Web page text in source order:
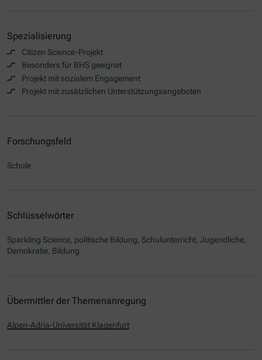
Spezialisierung
Citizen Science-Projekt
Besonders für BHS geeignet
Projekt mit sozialem Engagement
Projekt mit zusätzlichen Unterstützungsangeboten
Forschungsfeld
Schule
Schlüsselwörter
Sparkling Science, politische Bildung, Schulunterricht, Jugendliche,
Demokratie, Bildung
Übermittler der Themenanregung
Alpen-Adria-Universität Klagenfurt